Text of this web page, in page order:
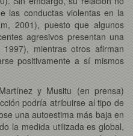
las conductas violentas en la
2001), puesto que algunos
agresivos presentan una
mientras otros afirman
positivamente a sí mismos
y Musitu (en prensa)
podría atribuirse al tipo de
una autoestima más baja en
la medida utilizada es global,